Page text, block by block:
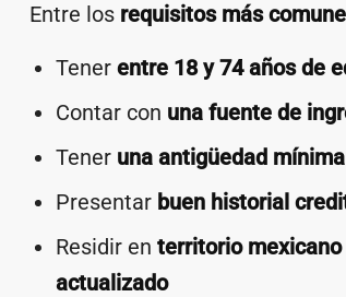
Entre los requisitos más
Tener entre 18 y 74 años de
Contar con una fuente de
Tener una antigüedad
Presentar buen historial
Residir en territorio mexicano
actualizado